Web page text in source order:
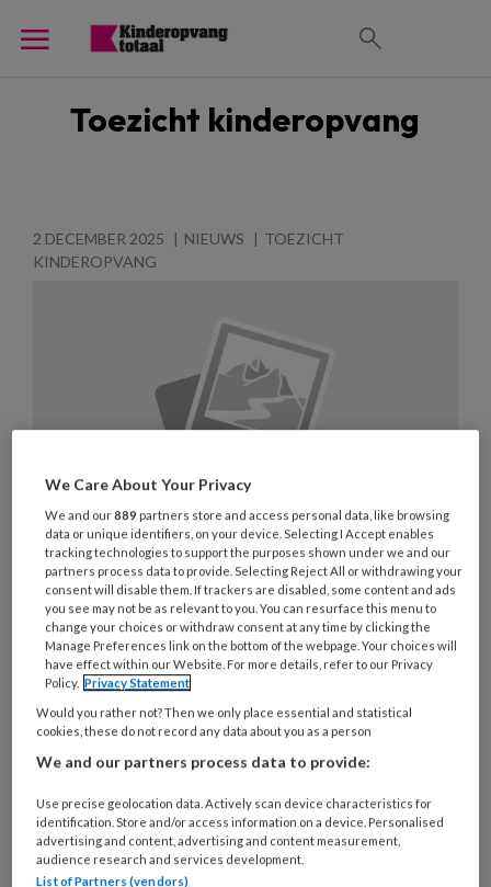
Toezicht kinderopvang
2 DECEMBER 2025 NIEUWS
TOEZICHT
KINDEROPVANG
Inspectie van het Onderwijs:
gemeenten zien goed toe op
kinderopvang en VE, maar
kansengelijkheid moet beter
Gemeenten en houders van
kinderopvangvoorzieningen weten elkaar steeds
beter te vinden in de samenwerking, stelt de
IvhO. Wel was er in 2024 minder zicht op de
We Care About Your Privacy
We and our889 partners store and access personal data, like browsing
data or unique identifiers, on your device. Selecting I Accept enables
tracking technologies to support the purposes shown under we and our
partners process data to provide. Selecting Reject All or withdrawing your
consent will disable them. If trackers are disabled, some content and ads
you see may not be as relevant to you. You can resurface this menu to
change your choices or withdraw consent at any time by clicking the
Manage Preferences link on the bottom of the webpage. Your choices will
have effect within our Website. For more details, refer to our Privacy
Policy. Privacy Statement
Would you rather not? Then we only place essential and statistical
cookies, these do not record any data about you as a person
We and our partners process data to provide:
Use precise geolocation data. Actively scan device characteristics for
identification. Store and/or access information on a device. Personalised
advertising and content, advertising and content measurement,
audience research and services development.
List of Partners (vendors)